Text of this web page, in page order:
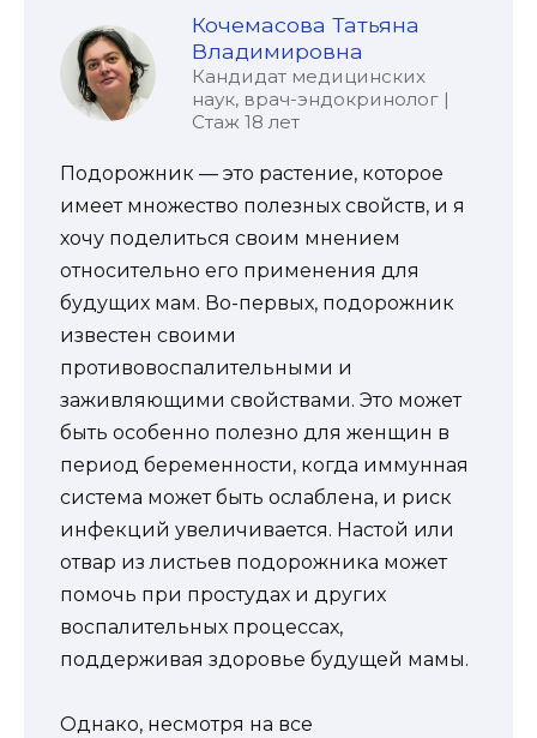
Кочемасова Татьяна
Владимировна
Кандидат медицинских
наук, врач-эндокринолог |
Стаж 18 лет
Подорожник — это растение, которое
имеет множество полезных свойств, и я
хочу поделиться своим мнением
относительно его применения для
будущих мам. Во-первых, подорожник
известен своими
противовоспалительными и
заживляющими свойствами. Это может
быть особенно полезно для женщин в
период беременности, когда иммунная
система может быть ослаблена, и риск
инфекций увеличивается. Настой или
отвар из листьев подорожника может
помочь при простудах и других
воспалительных процессах,
поддерживая здоровье будущей мамы.
Однако, несмотря на все